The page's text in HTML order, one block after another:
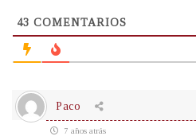
43 COMENTARIOS
Paco
7 años atrás